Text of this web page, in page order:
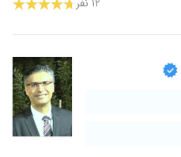
۱۲ نفر